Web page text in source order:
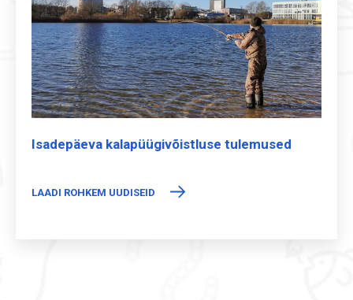
Isadepäeva kalapüügivõistluse tulemused
LAADI ROHKEM UUDISEID